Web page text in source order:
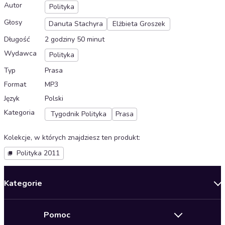
Autor
Polityka
Głosy
Danuta Stachyra
Elżbieta Groszek
Długość
2 godziny 50 minut
Wydawca
Polityka
Typ
Prasa
Format
MP3
Język
Polski
Kategoria
Tygodnik Polityka Prasa
Kolekcje, w których znajdziesz ten produkt:
Polityka 2011
Kategorie
Pomoc